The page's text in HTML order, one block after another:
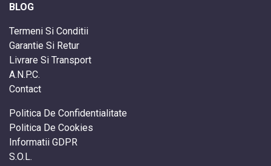
BLOG
Termeni Si Conditii
Garantie Si Retur
Livrare Si Transport
A.N.P.C.
Contact
Politica De Confidentialitate
Politica De Cookies
Informatii GDPR
S.O.L.